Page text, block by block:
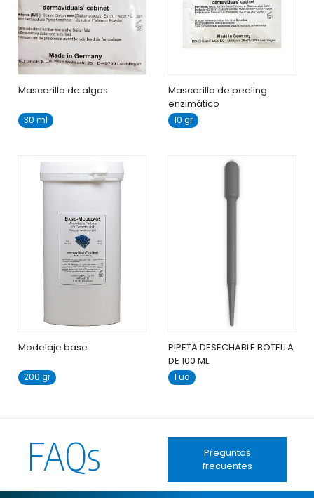
Mascarilla de algas
30 ml
Mascarilla de peeling
enzimático
10 gr
Modelaje base
200 gr
PIPETA DESECHABLE BOTELLA
DE 100 ML
1 ud
FAQs
Preguntas
frecuentes